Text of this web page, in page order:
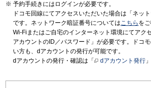
予約手続きにはログインが必要です。
ドコモ回線にてアクセスいただいた場合は「ネッ
です。ネットワーク暗証番号についてはこちら を
Wi-Fiまたはご自宅のインターネット環境にてアク
アカウントのID／パスワード」が必要です。ドコ
い方も、dアカウントの発行が可能です。
dアカウントの発行・確認は「
dアカウント発行